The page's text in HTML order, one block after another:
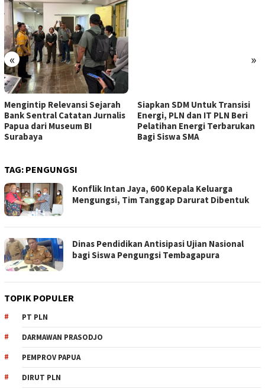
« »
Mengintip Relevansi Sejarah
Bank Sentral Catatan Jurnalis
Papua dari Museum BI
Surabaya
Siapkan SDM Untuk Transisi
Energi, PLN dan IT PLN Beri
Pelatihan Energi Terbarukan
Bagi Siswa SMA
TAG: PENGUNGSI
Konflik Intan Jaya, 600 Kepala Keluarga
Mengungsi, Tim Tanggap Darurat Dibentuk
Dinas Pendidikan Antisipasi Ujian Nasional
bagi Siswa Pengungsi Tembagapura
TOPIK POPULER
PT PLN
DARMAWAN PRASODJO
PEMPROV PAPUA
DIRUT PLN